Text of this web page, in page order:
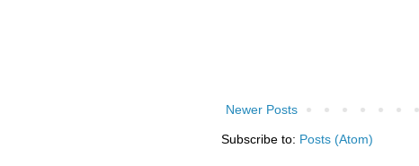
Newer Posts
Subscribe to: Posts (Atom)